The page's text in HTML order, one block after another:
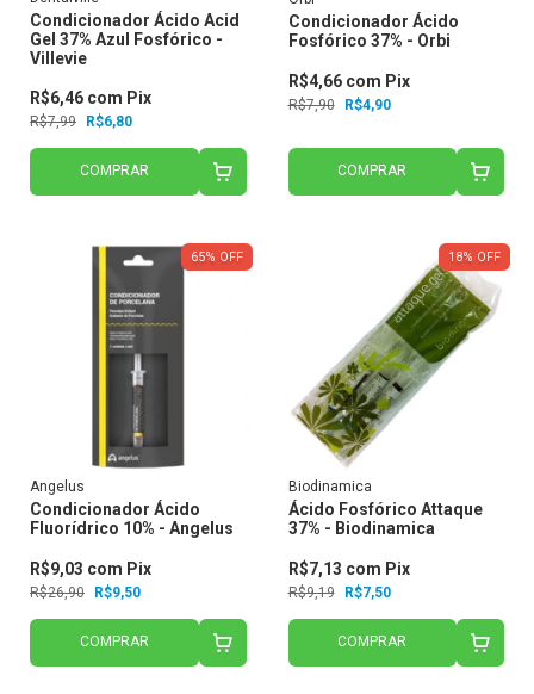
Condicionador Ácido Acid
Gel 37% Azul Fosfórico -
Villevie
R$7,99 R$6,80
R$6,46 com Pix
COMPRAR
Condicionador Ácido
Fosfórico 37% - Orbi
R$7,90 R$4,90
R$4,66 com Pix
COMPRAR
65% OFF
Angelus
Condicionador Ácido
Fluorídrico 10% - Angelus
R$26,90 R$9,50
R$9,03 com Pix
COMPRAR
18% OFF
Biodinamica
Ácido Fosfórico Attaque
37% - Biodinamica
R$9,19 R$7,50
R$7,13 com Pix
COMPRAR